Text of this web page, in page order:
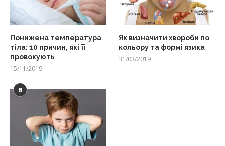
Понижена температура
тіла: 10 причин, які її
провокують
15/11/2019
Як визначити хвороби по
кольору та формі язика
31/03/2019
8